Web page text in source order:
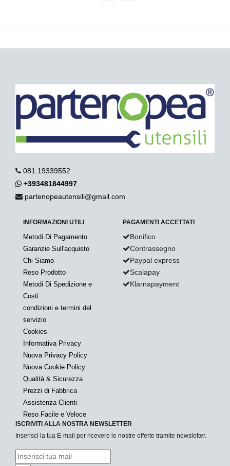
081.19339552
+393481844997
partenopeautensili@gmail.com
INFORMAZIONI UTILI
Metodi Di Pagamento
Garanzie Sull'acquisto
Chi Siamo
Reso Prodotto
Metodi Di Spedizione e
Costi
condizioni e termini del
servizio
Cookies
Informativa Privacy
Nuova Privacy Policy
Nuova Cookie Policy
Qualità & Sicurezza
Prezzi di Fabbrica
Assistenza Clienti
Reso Facile e Veloce
PAGAMENTI ACCETTATI
Bonifico
Contrassegno
Paypal express
Scalapay
Klarnapayment
ISCRIVITI ALLA NOSTRA NEWSLETTER
Inserisci la tua E-mail per ricevere le nostre offerte tramite newsletter.